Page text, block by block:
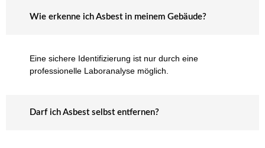
Wie erkenne ich Asbest in meinem Gebäude?
Eine sichere Identifizierung ist nur durch eine
professionelle Laboranalyse möglich.
Darf ich Asbest selbst entfernen?